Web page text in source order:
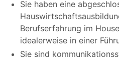
Sie haben eine
Berufserfahrung im
idealerweise in einer
Sie sind